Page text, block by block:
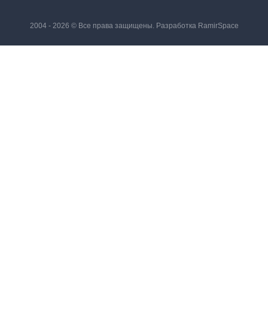
2004 - 2026 © Все права защищены. Разработка RamirSpace